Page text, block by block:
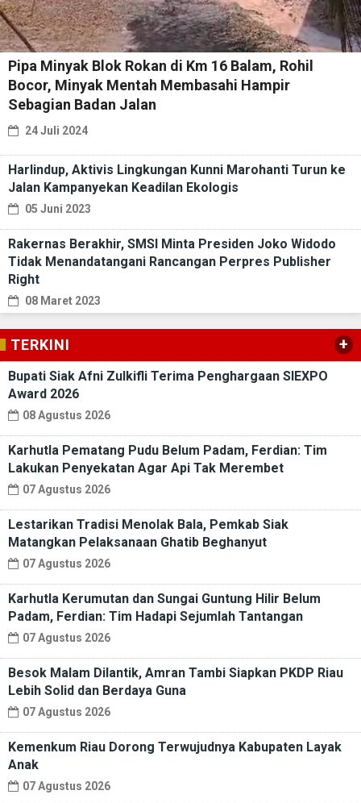
Pipa Minyak Blok Rokan di Km 16 Balam, Rohil
Bocor, Minyak Mentah Membasahi Hampir
Sebagian Badan Jalan
24 Juli 2024
Harlindup, Aktivis Lingkungan Kunni Marohanti Turun ke
Jalan Kampanyekan Keadilan Ekologis
05 Juni 2023
Rakernas Berakhir, SMSI Minta Presiden Joko Widodo
Tidak Menandatangani Rancangan Perpres Publisher
Right
08 Maret 2023
TERKINI +
Bupati Siak Afni Zulkifli Terima Penghargaan SIEXPO
Award 2026
08 Agustus 2026
Karhutla Pematang Pudu Belum Padam, Ferdian: Tim
Lakukan Penyekatan Agar Api Tak Merembet
07 Agustus 2026
Lestarikan Tradisi Menolak Bala, Pemkab Siak
Matangkan Pelaksanaan Ghatib Beghanyut
07 Agustus 2026
Karhutla Kerumutan dan Sungai Guntung Hilir Belum
Padam, Ferdian: Tim Hadapi Sejumlah Tantangan
07 Agustus 2026
Besok Malam Dilantik, Amran Tambi Siapkan PKDP Riau
Lebih Solid dan Berdaya Guna
07 Agustus 2026
Kemenkum Riau Dorong Terwujudnya Kabupaten Layak
Anak
07 Agustus 2026